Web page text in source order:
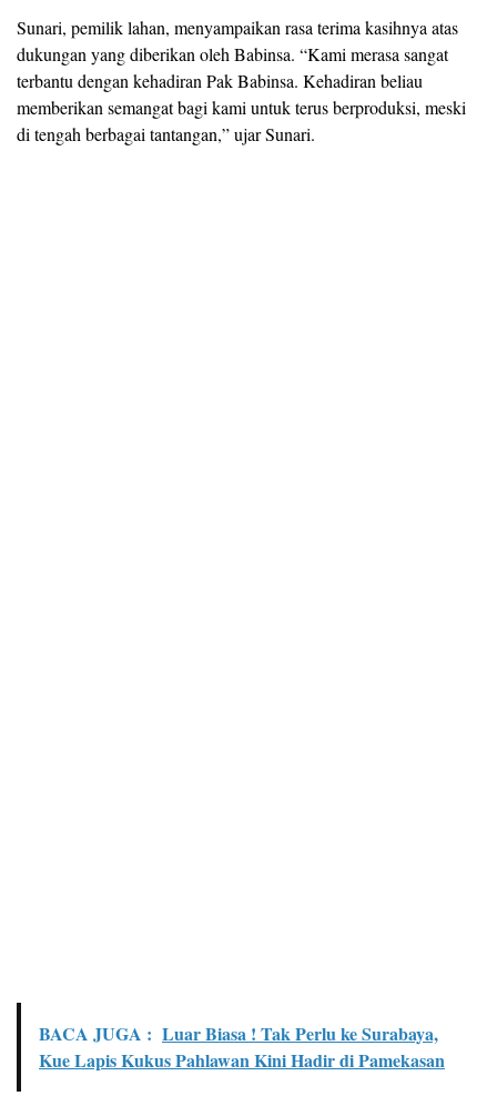
Sunari, pemilik lahan, menyampaikan rasa terima kasihnya atas
dukungan yang diberikan oleh Babinsa. “Kami merasa sangat
terbantu dengan kehadiran Pak Babinsa. Kehadiran beliau
memberikan semangat bagi kami untuk terus berproduksi, meski
di tengah berbagai tantangan,” ujar Sunari.
BACA JUGA : Luar Biasa ! Tak Perlu ke Surabaya,
Kue Lapis Kukus Pahlawan Kini Hadir di Pamekasan